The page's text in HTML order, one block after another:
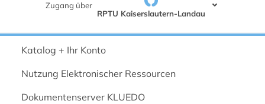
Zugang über
RPTU Kaiserslautern-Landau
Katalog + Ihr Konto
Nutzung Elektronischer Ressourcen
Dokumentenserver KLUEDO